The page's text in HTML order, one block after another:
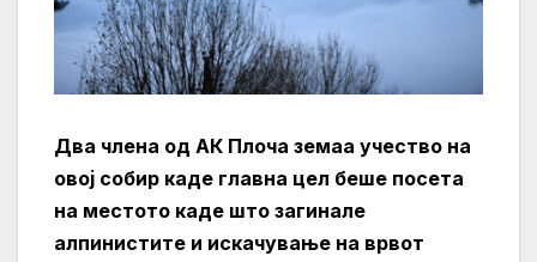
Два члена од АК Плоча земаа учество на
овој собир каде главна цел беше посета
на местото каде што загинале
алпинистите и искачување на врвот